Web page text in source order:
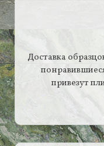
Доставка
привезут